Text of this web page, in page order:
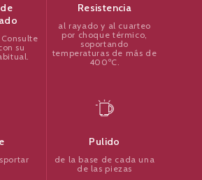
su
Resistencia
al rayado y al cuarteo
por choque térmico,
soportando
temperaturas de más de
400ºC.
Pulido
de la base de cada una
de las piezas